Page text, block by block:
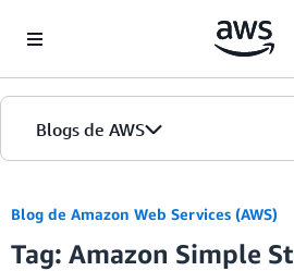
Blogs de AWS
Inicio
Ediciones
Blog de Amazon Web Services (AWS)
Tag: Amazon Simple